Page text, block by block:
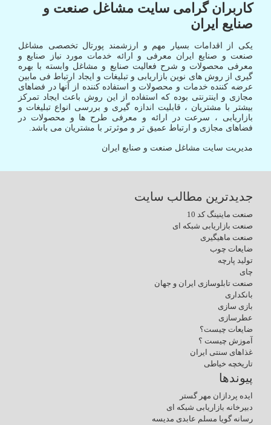
کاربران گرامی سایت مشاغل صنعت و
صنایع ایران
یکی از اقدامات بسیار مهم و ارزشمند پورتال تخصصی مشاغل
صنعت و صنایع ایران معرفی و ارائه خدمات مورد نیاز صنایع و
معرفی محصولات و شرح فعالیت صنایع و مشاغل وابسته با بهره
گیری از روش های نوین بازاریابی و تبلیغات و ایجاد ارتباط فی مابین
عرضه کننده خدمات و محصولات و استفاده کننده از آنها در فضاهای
مجازی و اینترنتی بوده که استفاده از این روش باعث ایجاد تمرکز
بیشتر با مشتریان ، قابلیت اندازه گیری و بررسی انواع تبلیغات و
بازاریابی ، سرعت در ارائه و معرفی طرح ها و محصولات در
فضاهای مجازی و ارتباط عمیق تر و موثرتر با مشتریان می باشد.
مدیریت سایت مشاغل صنعت و صنایع ایران
جدیدترین مطالب سایت
صنعت ماینینگ کد 10
صنعت بازاریابی شبکه ای
صنعت ماهیگیری
ضایعات چوب
تولید پارچه
چای
صنعت تابلوسازی ایران و جهان
بانکداری
بازی سازی
عطرسازی
ضایعات چیست؟
آموزش چیست ؟
غذاهای سنتی ایران
تاریخچه خیاطی
پیوندها
ایده پردازان مهر گستر
دبیرخانه بازاریابی شبکه ای
رسانه گویا مسلم عابدی مدیسه